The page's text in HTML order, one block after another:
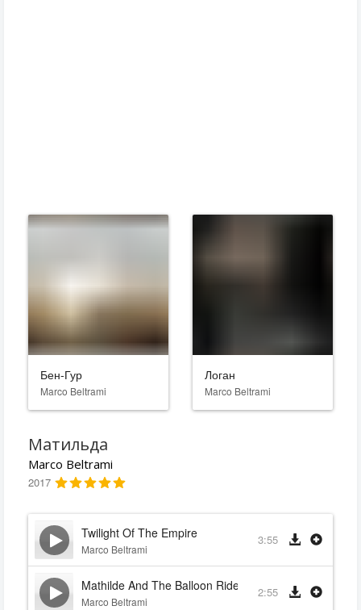
Бен-Гур
Marco Beltrami
Логан
Marco Beltrami
Матильда
Marco Beltrami
2017
Twilight Of The Empire
Marco Beltrami
3:55
Mathilde And The Balloon Ride
Marco Beltrami
2:55